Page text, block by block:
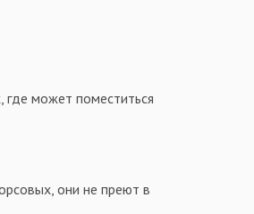
где может поместиться
они не преют в